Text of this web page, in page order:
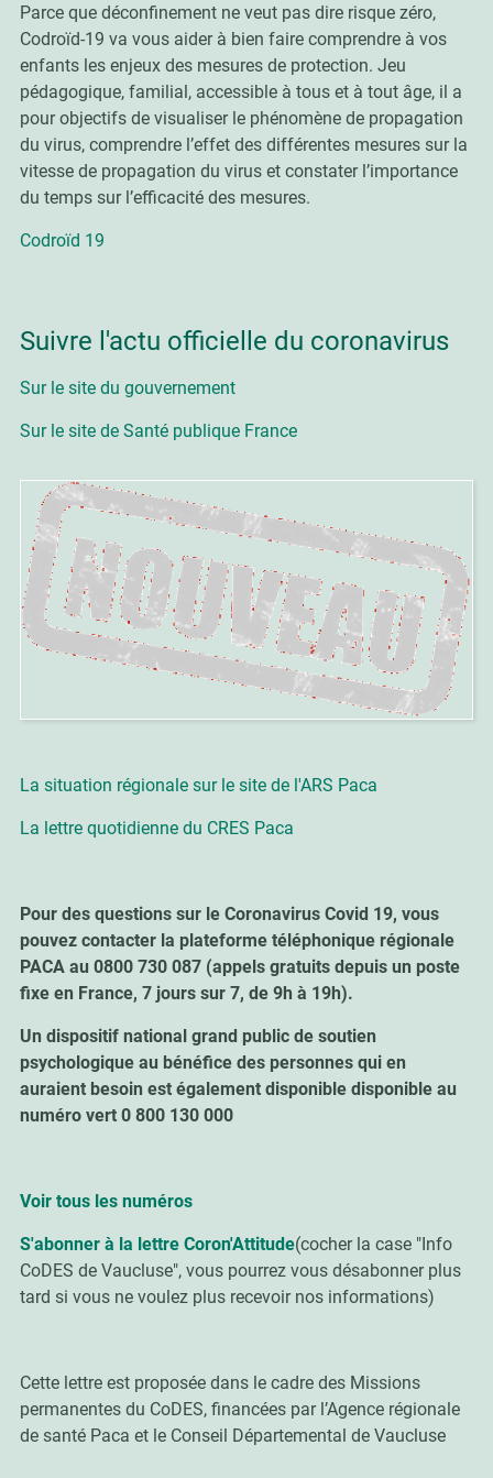
Parce que déconfinement ne veut pas dire risque zéro,
Codroïd-19 va vous aider à bien faire comprendre à vos
enfants les enjeux des mesures de protection. Jeu
pédagogique, familial, accessible à tous et à tout âge, il a
pour objectifs de visualiser le phénomène de propagation
du virus, comprendre l’effet des différentes mesures sur la
vitesse de propagation du virus et constater l’importance
du temps sur l’efficacité des mesures.
Codroïd 19
Suivre l'actu officielle du coronavirus
Sur le site du gouvernement
Sur le site de Santé publique France
La situation régionale sur le site de l'ARS Paca
La lettre quotidienne du CRES Paca
Pour des questions sur le Coronavirus Covid 19, vous
pouvez contacter la plateforme téléphonique régionale
PACA au 0800 730 087 (appels gratuits depuis un poste
fixe en France, 7 jours sur 7, de 9h à 19h).
Un dispositif national grand public de soutien
psychologique au bénéfice des personnes qui en
auraient besoin est également disponible disponible au
numéro vert 0 800 130 000
Voir tous les numéros
S'abonner à la lettre Coron'Attitude(cocher la case "Info
CoDES de Vaucluse", vous pourrez vous désabonner plus
tard si vous ne voulez plus recevoir nos informations)
Cette lettre est proposée dans le cadre des Missions
permanentes du CoDES, financées par l’Agence régionale
de santé Paca et le Conseil Départemental de Vaucluse